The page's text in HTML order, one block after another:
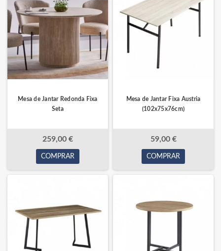
Mesa de Jantar Redonda Fixa
Seta
259,00 €
COMPRAR
Mesa de Jantar Fixa Austria
(102x75x76cm)
59,00 €
COMPRAR